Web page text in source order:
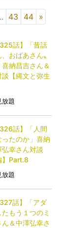
43 44 »
話】「昔話
おばあさん〟
納昌吉さん＆
【縄文と弥生
放題
話】「人間
たのか」喜納
幸さん対談
】Part.8
放題
話】「アダ
もう１つのミ
＆中澤弘幸さ